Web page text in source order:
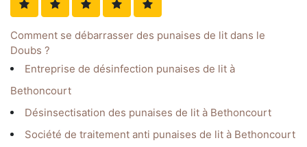
Comment se débarrasser des punaises de lit dans le
Doubs ?
Entreprise de désinfection punaises de lit à
Bethoncourt
Désinsectisation des punaises de lit à Bethoncourt
Société de traitement anti punaises de lit à Bethoncourt